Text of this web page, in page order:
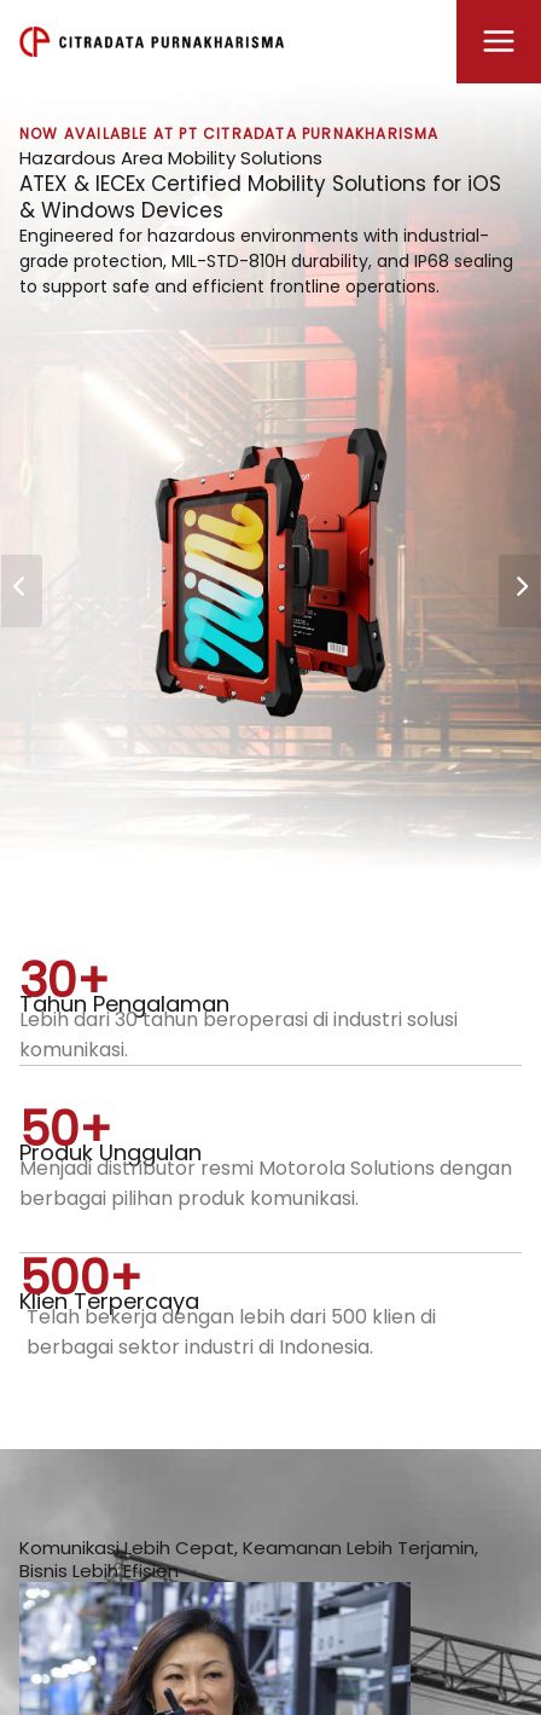
NOW AVAILABLE AT PT CITRADATA PURNAKHARISMA
Hazardous Area Mobility Solutions
ATEX & IECEx Certified Mobility Solutions for iOS
& Windows Devices
Engineered for hazardous environments with industrial-
grade protection, MIL-STD-810H durability, and IP68 sealing
to support safe and efficient frontline operations.
Tahun Pengalaman
30+
Lebih dari 30 tahun beroperasi di industri solusi
komunikasi.
Produk Unggulan
50+
Menjadi distributor resmi Motorola Solutions dengan
berbagai pilihan produk komunikasi.
Klien Terpercaya
500+
Telah bekerja dengan lebih dari 500 klien di
berbagai sektor industri di Indonesia.
Komunikasi Lebih Cepat, Keamanan Lebih Terjamin,
Bisnis Lebih Efisien